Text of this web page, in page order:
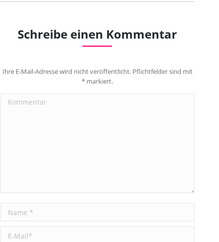
Schreibe einen Kommentar
Ihre E-Mail-Adresse wird nicht veröffentlicht. Pflichtfelder sind mit
* markiert.
Kommentar
Name *
E-Mail *